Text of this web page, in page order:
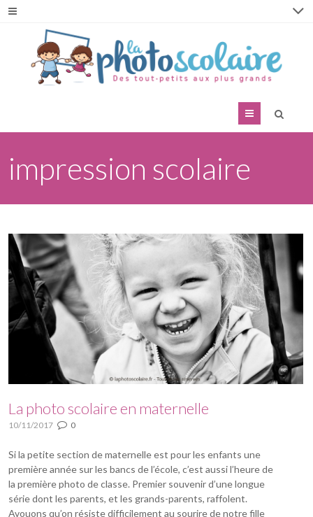
Menu
impression scolaire
La photo scolaire en maternelle
10/11/2017 0
Si la petite section de maternelle est pour les enfants une
première année sur les bancs de l’école, c’est aussi l’heure de
la première photo de classe. Premier souvenir d’une longue
série dont les parents, et les grands-parents, raffolent.
Avouons qu’on résiste difficilement au sourire de notre fille